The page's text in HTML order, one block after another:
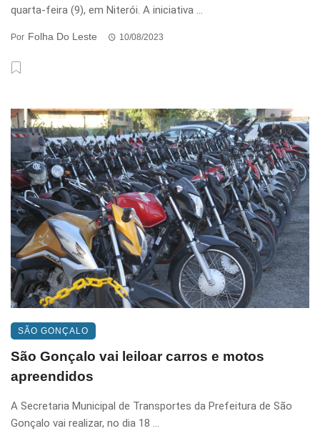
quarta-feira (9), em Niterói. A iniciativa ...
Por Folha Do Leste 10/08/2023
SÃO GONÇALO
São Gonçalo vai leiloar carros e motos
apreendidos
A Secretaria Municipal de Transportes da Prefeitura de São
Gonçalo vai realizar, no dia 18 ...